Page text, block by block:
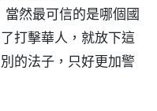
當然最可信的是哪個國
打擊華人，就放下這
的法子，只好更加警